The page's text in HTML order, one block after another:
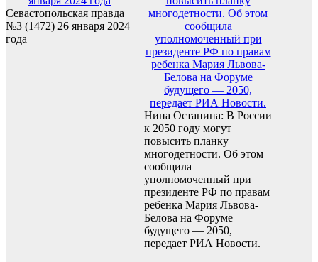
Севастопольская правда
№3 (1472) 26 января 2024
года
Нина Останина: В России
к 2050 году могут
повысить планку
многодетности. Об этом
сообщила
уполномоченный при
президенте РФ по правам
ребенка Мария Львова-
Белова на Форуме
будущего — 2050,
передает РИА Новости.